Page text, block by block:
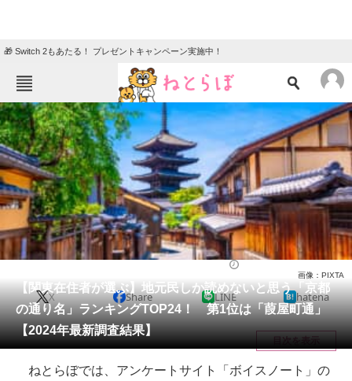
🎁 Switch 2もあたる！ プレゼントキャンペーン実施中！
ねとらぼメニュー
TOP
エンタメ クイズ
グルメ 地域
住まい 教育・育児
動物 リサーチ
会員記事
メディア
注目記事を集めた総合ページ
【関東在住者が選ぶ】地元民しか読めないと思う「京都
の通り名」ランキングTOP24！ 第1位は「葭屋町通」
【2024年最新調査結果】
画像：PIXTA
X Share LINE hatena
目次を表示
ねとらぼでは、アンケートサイト「ボイスノート」の